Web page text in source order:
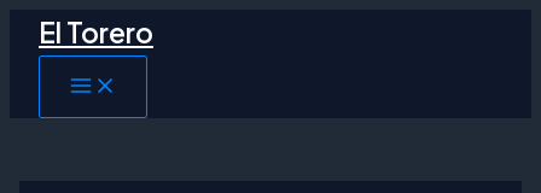
Aller
contenu
El Torero
MAIN
MENU